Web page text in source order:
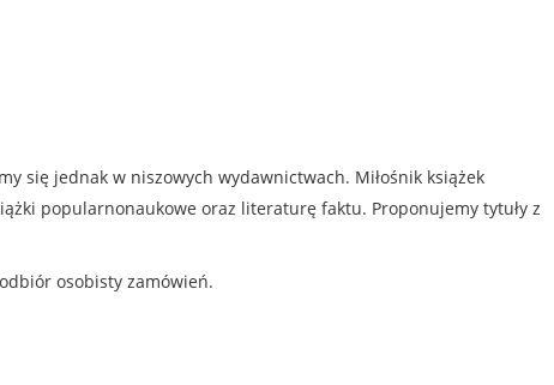
się jednak w niszowych wydawnictwach. Miłośnik książek
popularnonaukowe oraz literaturę faktu. Proponujemy tytuły z
osobisty zamówień.